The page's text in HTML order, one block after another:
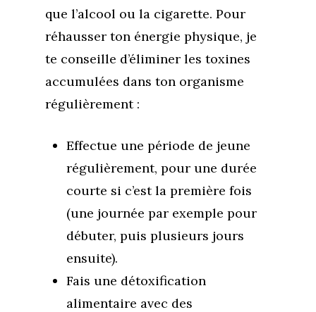
que l’alcool ou la cigarette. Pour
réhausser ton énergie physique, je
te conseille d’éliminer les toxines
accumulées dans ton organisme
régulièrement :
Effectue une période de jeune
régulièrement, pour une durée
courte si c’est la première fois
(une journée par exemple pour
débuter, puis plusieurs jours
ensuite).
Fais une détoxification
alimentaire avec des